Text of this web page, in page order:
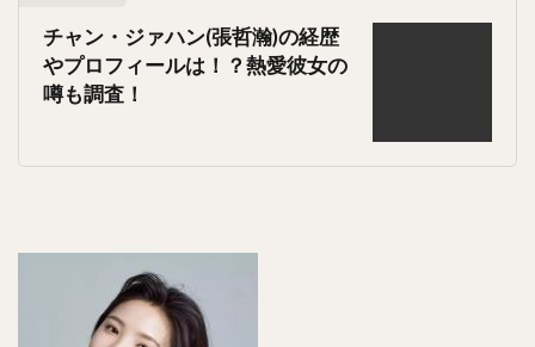
チャン・ジァハン(張哲瀚)の経歴
やプロフィールは！？熱愛彼女の
噂も調査！